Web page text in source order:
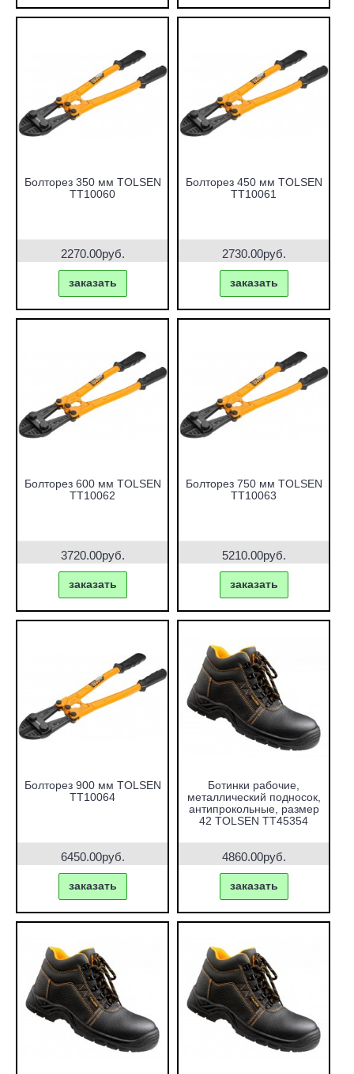
Болторез 350 мм TOLSEN
TT10060
2270.00руб.
заказать
Болторез 450 мм TOLSEN
TT10061
2730.00руб.
заказать
Болторез 600 мм TOLSEN
TT10062
3720.00руб.
заказать
Болторез 750 мм TOLSEN
TT10063
5210.00руб.
заказать
Болторез 900 мм TOLSEN
TT10064
6450.00руб.
заказать
Ботинки рабочие,
металлический подносок,
антипрокольные, размер
42 TOLSEN TT45354
4860.00руб.
заказать